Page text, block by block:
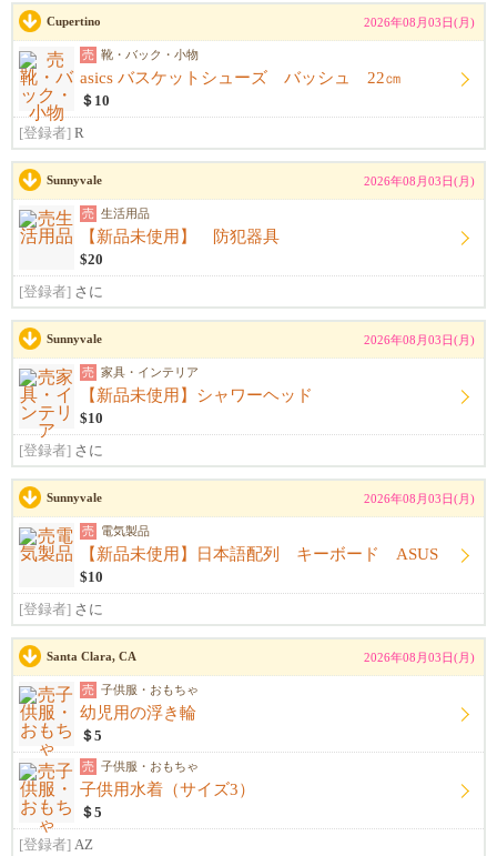
Cupertino 2026年08月03日(月)
売 靴・バック・小物
asics バスケットシューズ バッシュ 22㎝
＄10
[登録者] R
Sunnyvale 2026年08月03日(月)
売 生活用品
【新品未使用】 防犯器具
$20
[登録者] さに
Sunnyvale 2026年08月03日(月)
売 家具・インテリア
【新品未使用】シャワーヘッド
$10
[登録者] さに
Sunnyvale 2026年08月03日(月)
売 電気製品
【新品未使用】日本語配列 キーボード ASUS
$10
[登録者] さに
Santa Clara, CA 2026年08月03日(月)
売 子供服・おもちゃ
幼児用の浮き輪
＄5
売 子供服・おもちゃ
子供用水着（サイズ3）
＄5
[登録者] AZ